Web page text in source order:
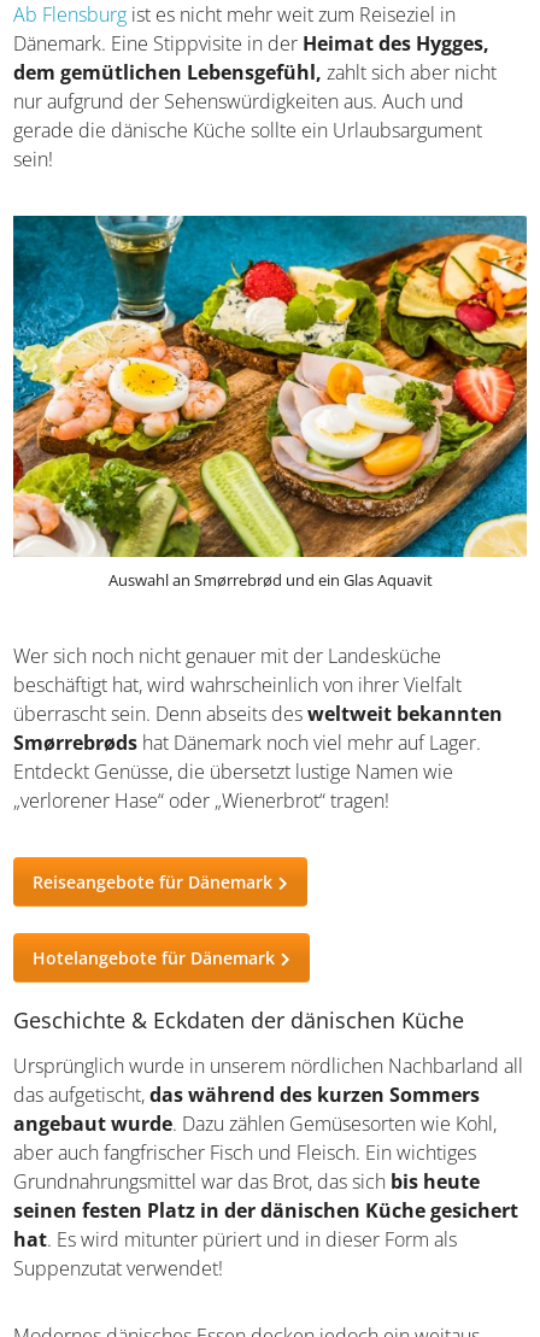
immerhin handelt es sich um unseren direken Nachbarn
im Norden.Ab Flensburgist es nicht mehr weit zum
Reiseziel in Dänemark. Eine Stippvisite in derHeimat
des Hygges, dem gemütlichen Lebensgefühl,zahlt
sich aber nicht nur aufgrund der Sehenswürdigkeiten aus.
Auch und gerade die dänische Küche sollte ein
Auswahl an Smørrebrød und ein Glas Aquavit
Wer sich noch nicht genauer mit der Landesküche
beschäftigt hat, wird wahrscheinlich von ihrer Vielfalt
überrascht sein. Denn abseits des
weltweit bekannten
Smørrebrødshat Dänemark noch viel mehr auf Lager.
Entdeckt Genüsse, die übersetzt lustige Namen wie
„verlorener Hase“ oder „Wienerbrot“ tragen!
Reiseangebote für Dänemark
Hotelangebote für Dänemark
Geschichte & Eckdaten der dänischen Küche
Ursprünglich wurde in unserem nördlichen Nachbarland
all das aufgetischt,
das während des kurzen Sommers
angebaut wurde
. Dazu zählen Gemüsesorten wie Kohl,
aber auch fangfrischer Fisch und Fleisch. Ein wichtiges
Grundnahrungsmittel war das Brot, das sich bis heute
seinen festen Platz in der dänischen Küche
gesichert hat
. Es wird mitunter püriert und in dieser
Form als Suppenzutat verwendet!